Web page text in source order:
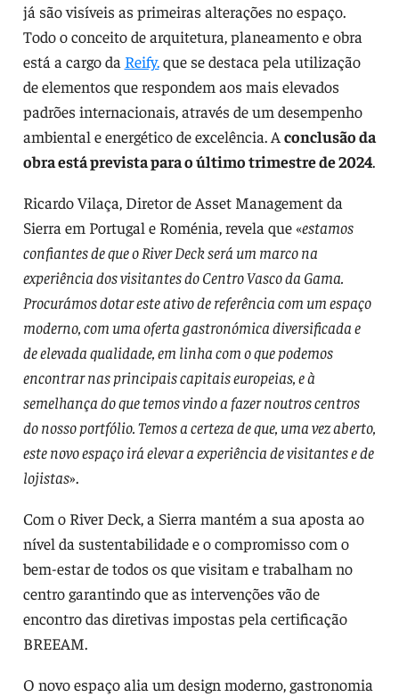
já são visíveis as primeiras alterações no espaço.
Todo o conceito de arquitetura, planeamento e obra
está a cargo da Reify.que se destaca pela utilização
de elementos que respondem aos mais elevados
padrões internacionais, através de um desempenho
ambiental e energético de excelência. A conclusão da
obra está prevista para o último trimestre de 2024.
Ricardo Vilaça, Diretor de Asset Management da
Sierra em Portugal e Roménia, revela que «estamos
confiantes de que o River Deck será um marco na
experiência dos visitantes do Centro Vasco da Gama.
Procurámos dotar este ativo de referência com um espaço
moderno, com uma oferta gastronómica diversificada e
de elevada qualidade, em linha com o que podemos
encontrar nas principais capitais europeias, e à
semelhança do que temos vindo a fazer noutros centros
do nosso portfólio. Temos a certeza de que, uma vez aberto,
este novo espaço irá elevar a experiência de visitantes e de
lojistas».
Com o River Deck, a Sierra mantém a sua aposta ao
nível da sustentabilidade e o compromisso com o
bem-estar de todos os que visitam e trabalham no
centro garantindo que as intervenções vão de
encontro das diretivas impostas pela certificação
BREEAM.
O novo espaço alia um design moderno, gastronomia